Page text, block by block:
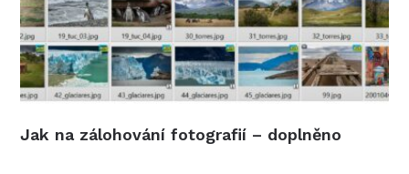
Jak na zálohování fotografií – doplněno